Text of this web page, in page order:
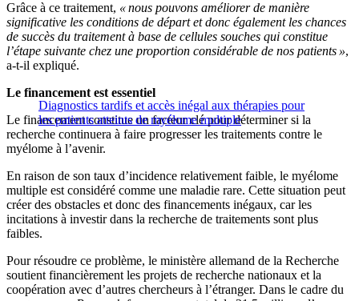
Grâce à ce traitement, « nous pouvons améliorer de manière
significative les conditions de départ et donc également les chances
de succès du traitement à base de cellules souches qui constitue
l’étape suivante chez une proportion considérable de nos patients »,
a-t-il expliqué.
Diagnostics tardifs et accès inégal aux thérapies pour
les patients atteints de myélome multiple
Le financement est essentiel
Le financement constitue un facteur clé pour déterminer si la
recherche continuera à faire progresser les traitements contre le
myélome à l’avenir.
En raison de son taux d’incidence relativement faible, le myélome
multiple est considéré comme une maladie rare. Cette situation peut
créer des obstacles et donc des financements inégaux, car les
incitations à investir dans la recherche de traitements sont plus
faibles.
Pour résoudre ce problème, le ministère allemand de la Recherche
soutient financièrement les projets de recherche nationaux et la
coopération avec d’autres chercheurs à l’étranger. Dans le cadre du